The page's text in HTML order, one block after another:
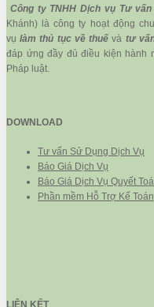
Công ty TNHH Dịch vụ Tư vấn
Khánh) là công ty hoạt động
vụlàm thủ tục về thuế và tư
đáp ứng đầy đủ điều kiện hành
Pháp luật.
DOWNLOAD
Tư vấn Sử Dụng Dịch Vụ
Báo Giá Dịch Vụ
Báo Giá Dịch Vụ Quyết
Phần mềm Hỗ Trợ Kế Toán
LIÊN KẾT